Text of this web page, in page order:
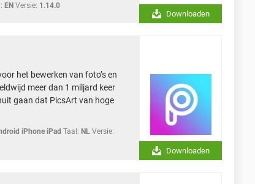
EN Versie: 1.14.0
Downloaden
het bewerken van foto’s en
meer dan 1 miljard keer
gaan dat PicsArt van hoge
iPhone iPad Taal: NL Versie:
Downloaden